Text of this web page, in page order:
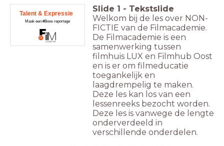
Talent & Expressie
Maak een #Boos reportage
Slide 1 - Tekstslide
Welkom bij de les over NON-
FICTIE van de Filmacademie.
De Filmacademie is een
samenwerking tussen
filmhuis LUX en Filmhub Oost
en is er om filmeducatie
toegankelijk en
laagdrempelig te maken.
Deze les kan los van een
lessenreeks bezocht worden.
Deze les is vanwege de lengte
onderverdeeld in
verschillende onderdelen.